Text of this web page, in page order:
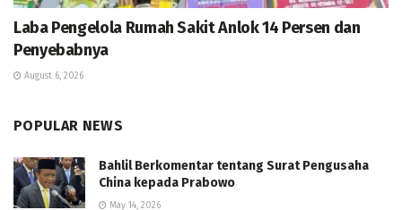
Laba Pengelola Rumah Sakit Anlok 14 Persen dan
Penyebabnya
August 6, 2026
POPULAR NEWS
Bahlil Berkomentar tentang Surat Pengusaha
China kepada Prabowo
May 14, 2026